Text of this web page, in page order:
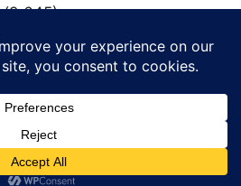
(9,645)
• Built with